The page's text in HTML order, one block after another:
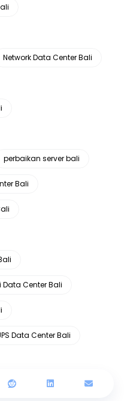
Network Data Center Bali
perbaikan server bali
Bali
Data Center Bali
Data Center Bali